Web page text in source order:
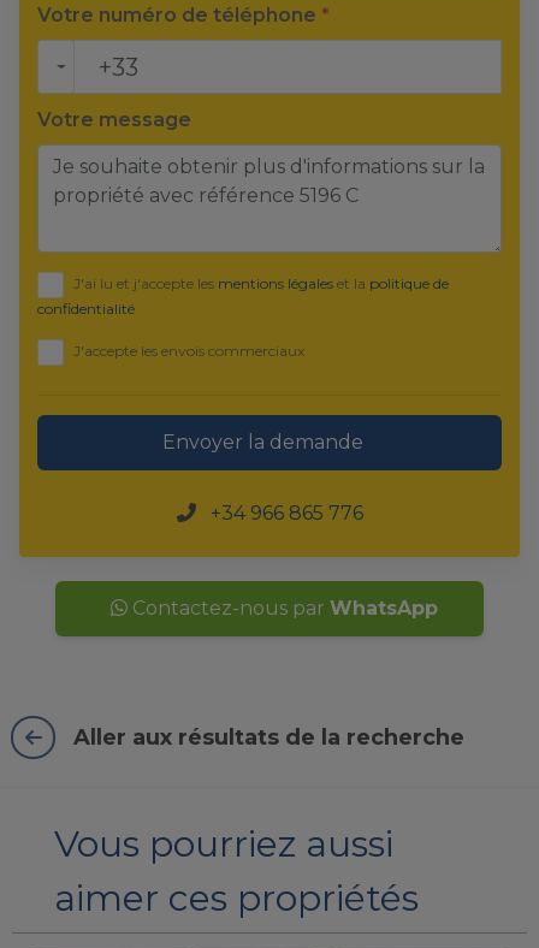
Votre numéro de téléphone *
Votre message
J'ai lu et j'accepte les mentions légales et la politique de
confidentialité
J'accepte les envois commerciaux
Envoyer la demande
+34 966 865 776
Contactez-nous par WhatsApp
Aller aux résultats de la recherche
Vous pourriez aussi
aimer ces propriétés